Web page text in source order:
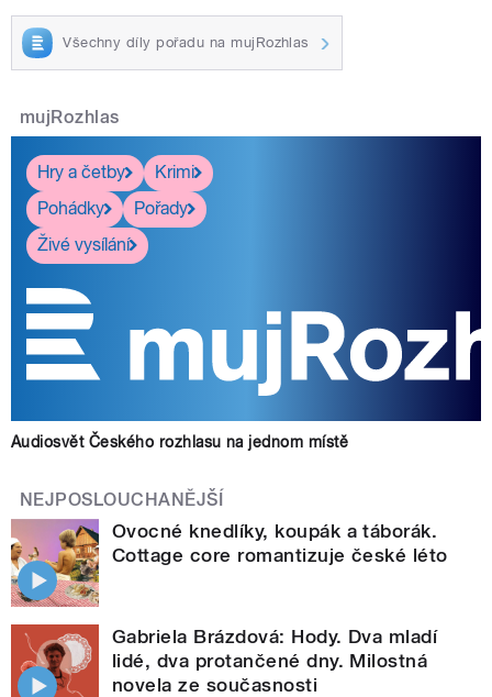
Všechny díly pořadu na mujRozhlas
mujRozhlas
Hry a četby
Krimi
Pohádky
Pořady
Živé vysílání
Audiosvět Českého rozhlasu na jednom místě
NEJPOSLOUCHANĚJŠÍ
Ovocné knedlíky, koupák a táborák.
Cottage core romantizuje české léto
Gabriela Brázdová: Hody. Dva mladí
lidé, dva protančené dny. Milostná
novela ze současnosti